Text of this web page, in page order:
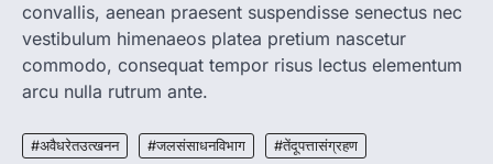
3
CHHATTISGARH
CG : मुख्यमंत्री विष्णुदेव साय के नेतृत्व में
छत्तीसगढ़ को बड़ी उपलब्धि
More Khabar
हरित विकास और किसानों की आय…
convallis, aenean praesent suspendisse senectus nec
vestibulum himenaeos platea pretium nascetur
commodo, consequat tempor risus lectus elementum
arcu nulla rutrum ante.
#अवैधरेतउत्खनन #जलसंसाधनविभाग #तेंदूपत्तासंग्रहण